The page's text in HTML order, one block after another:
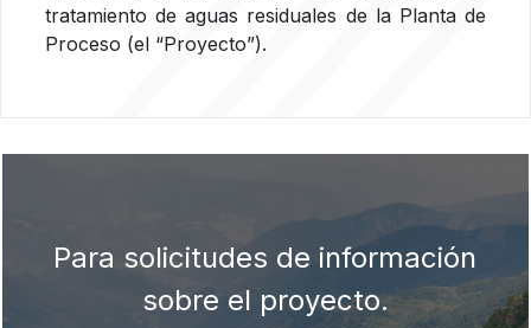
tratamiento de aguas residuales de la Planta de
Proceso (el “Proyecto”).
Para solicitudes de información
sobre el proyecto.